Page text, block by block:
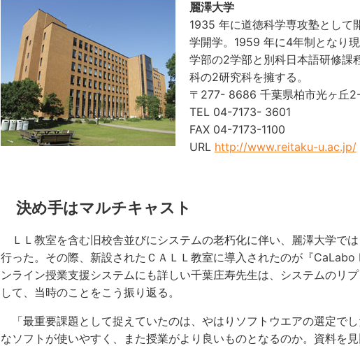
麗澤大学
1935 年に道徳科学専攻塾として
学開学。1959 年に4年制となり
学部の2学部と別科日本語研修課
科の2研究科を擁する。
〒277- 8686 千葉県柏市光ヶ丘
TEL 04-7173- 3601
FAX 04-7173-1100
URL http://www.reitaku-u.ac.jp/
決め手はマルチキャスト
ＬＬ教室を含む旧校舎並びにシステムの老朽化に伴い、麗澤大学で
行った。その際、新設されたＣＡＬＬ教室に導入されたのが『CaLabo
ンライン授業支援システムにも詳しい千葉庄寿先生は、システムのリ
して、当時のことをこう振り返る。
「最重要課題として捉えていたのは、やはりソフトウエアの選定で
なソフトが使いやすく、また授業がより良いものとなるのか。資料を